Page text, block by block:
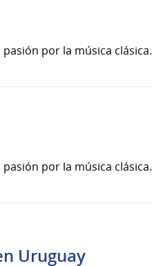
por la música clásica.
por la música clásica.
Uruguay